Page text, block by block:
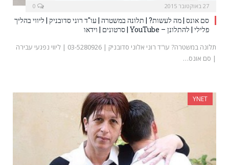
27 באוקטובר 2015
סם אונס | מה לעשות? | תלונה במשטרה | עו"ד רוני סדובניק | ליווי בהליך
פלילי | להתלונן – YouTube | סרטונים | וידאו
תלונה במשטרה? עו"ד רוני אלוני סדובניק | 03-5280926 | ליווי נפגעי עבירה
| סם אונס…
YNET